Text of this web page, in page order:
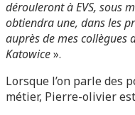
dérouleront à EVS, sous
obtiendra une, dans les
auprès de mes collègues
Katowice».
Lorsque l’on parle des
métier, Pierre-olivier